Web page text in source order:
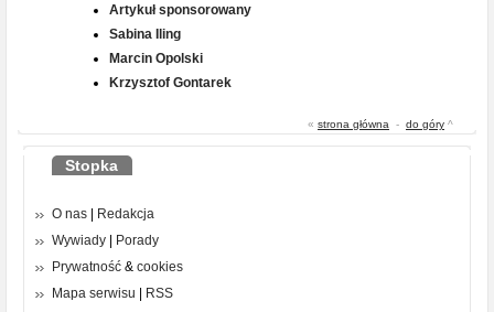
Artykuł sponsorowany
Sabina Iling
Marcin Opolski
Krzysztof Gontarek
« strona główna - do góry ^
Stopka
O nas
Redakcja
Wywiady
Porady
Prywatność & cookies
Mapa serwisu
RSS